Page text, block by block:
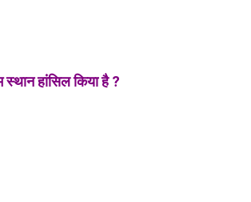
हांसिल किया है ?